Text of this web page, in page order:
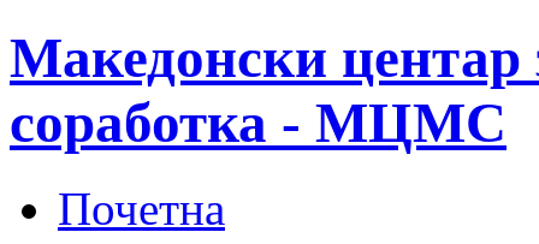
Македонски центар
соработка - МЦМС
Почетна